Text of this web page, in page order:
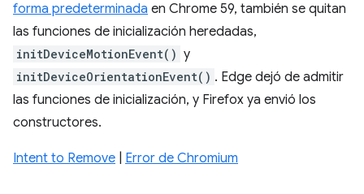
forma predeterminada en Chrome 59, también se quitan
las funciones de inicialización heredadas,
initDeviceMotionEvent() y
initDeviceOrientationEvent() . Edge dejó de admitir
las funciones de inicialización, y Firefox ya envió los
constructores.
Intent to Remove Error de Chromium